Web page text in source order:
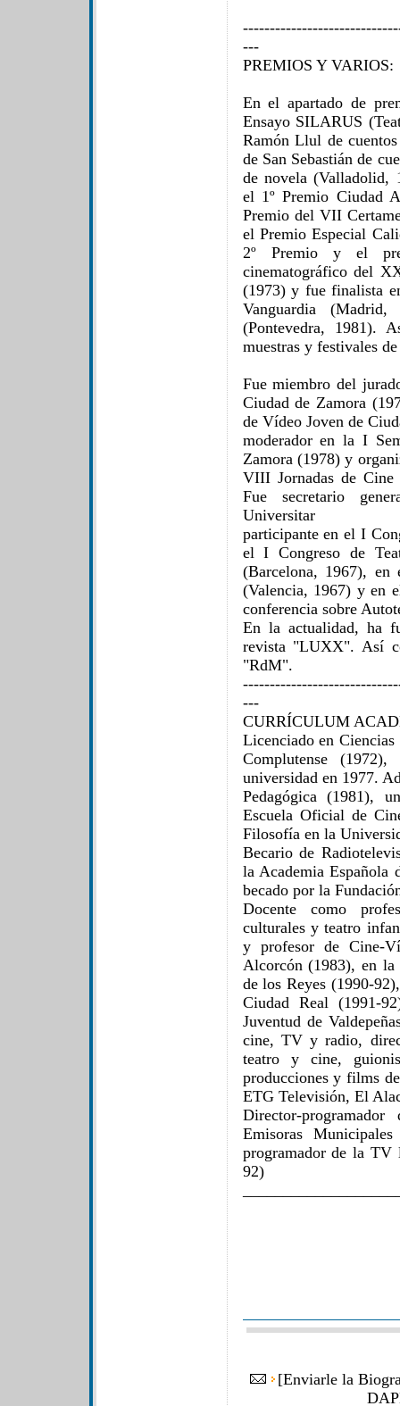
---
PREMIOS Y VARIOS:
En el apartado de
Ensayo SILARUS
Ramón Llul de
de San Sebastián de
de novela (Valladolid,
el 1º Premio Ciudad
Premio del VII
el Premio Especial
2º Premio y el
cinematográfico del
(1973) y fue finalista
Vanguardia
(Pontevedra, 1981).
muestras y festivales
Fue miembro del
Ciudad de Zamora
de Vídeo Joven de
moderador en la I
Zamora (1978) y
VIII Jornadas de Cine
Fue secretario
Universitar
participante en el I
el I Congreso de
(Barcelona, 1967),
(Valencia, 1967) y en
conferencia sobre
En la actualidad, ha
revista "LUXX". Así
"RdM".
---
CURRÍCULUM
Licenciado en
Complutense
universidad en 1977.
Pedagógica (1981),
Escuela Oficial de
Filosofía en la
Becario de
la Academia Española
becado por la
Docente como
culturales y teatro
y profesor de Cine-
Alcorcón (1983), en la
de los Reyes (1990-
Ciudad Real (1991-
Juventud de
cine, TV y radio,
teatro y cine,
producciones y films
ETG Televisión, El
Director-
Emisoras
programador de la TV
92)
[Enviarle la